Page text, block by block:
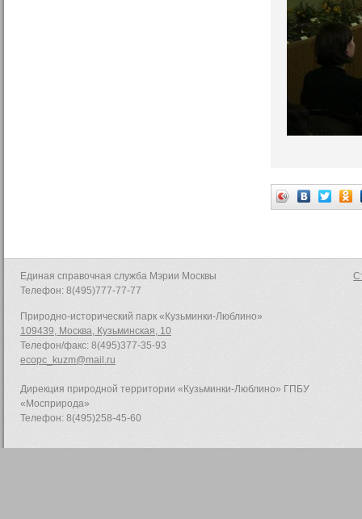
Единая справочная служба Мэрии Москвы
Телефон: 8(495)777-77-77
Природно-исторический парк «Кузьминки-Люблино»
109439, Москва, Кузьминская, 10
Телефон/факс: 8(495)377-35-93
ecopc_kuzm@mail.ru
Дирекция природной территории «Кузьминки-Люблино» ГПБУ
«Мосприрода»
Телефон: 8(495)258-45-60